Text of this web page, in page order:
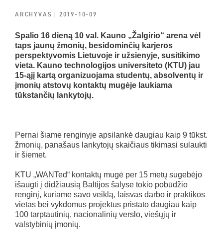
ARCHYVAS| 2019-10-09
Spalio 16 dieną 10 val. Kauno „Žalgirio“ arena vėl
taps jaunų žmonių, besidominčių karjeros
perspektyvomis Lietuvoje ir užsienyje, susitikimo
vieta. Kauno technologijos universiteto (KTU) jau
15-ąjį kartą organizuojama studentų, absolventų ir
įmonių atstovų kontaktų mugėje laukiama
tūkstančių lankytojų.
Pernai šiame renginyje apsilankė daugiau kaip 9 tūkst.
žmonių, panašaus lankytojų skaičiaus tikimasi sulaukti
ir šiemet.
KTU „WANTed“ kontaktų mugė per 15 metų sugebėjo
išaugti į didžiausią Baltijos šalyse tokio pobūdžio
renginį, kuriame savo veiklą, laisvas darbo ir praktikos
vietas bei vykdomus projektus pristato daugiau kaip
100 tarptautinių, nacionalinių verslo, viešųjų ir
valstybinių įmonių.